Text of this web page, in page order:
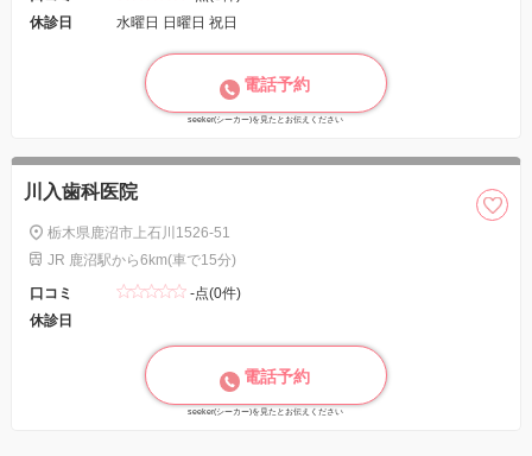
休診日
水曜日 日曜日 祝日
電話予約
seeker(シーカー)を見たとお伝えください
川入歯科医院
栃木県鹿沼市上石川1526-51
JR 鹿沼駅から6km(車で15分)
口コミ
-点(0件)
休診日
電話予約
seeker(シーカー)を見たとお伝えください